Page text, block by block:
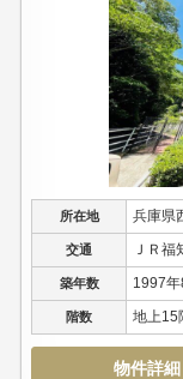
所在地 兵庫県
交通 ＪＲ
築年数 1997年
階数 地上15
物件詳細